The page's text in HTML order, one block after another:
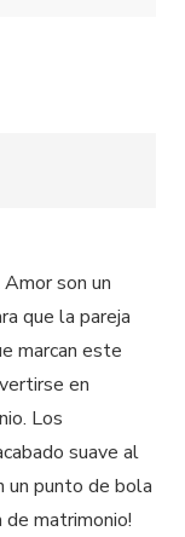
Amorson un
que la pareja
marcan este
en
Los
suave al
punto de bola
de matrimonio!